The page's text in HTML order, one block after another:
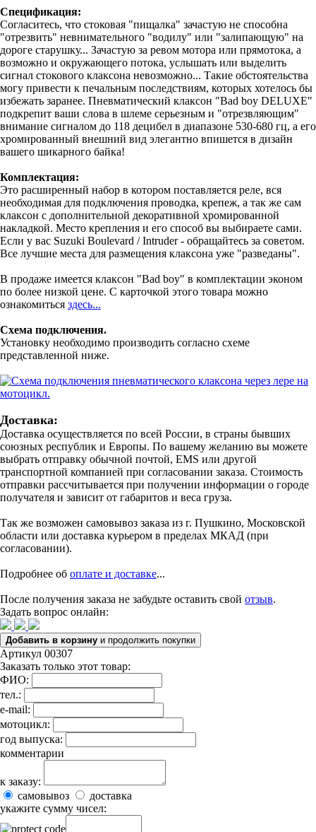
Спецификация:
Согласитесь, что стоковая "пищалка" зачастую не способна
"отрезвить" невнимательного "водилу" или "залипающую" на
дороге старушку... Зачастую за ревом мотора или прямотока, а
возможно и окружающего потока, услышать или выделить
сигнал стокового клаксона невозможно... Такие обстоятельства
могу привести к печальным последствиям, которых хотелось бы
избежать заранее. Пневматический клаксон "Bad boy DELUXE"
подкрепит ваши слова в шлеме серьезным и "отрезвляющим"
внимание сигналом до 118 децибел в диапазоне 530-680 гц, а его
хромированный внешний вид элегантно впишется в дизайн
вашего шикарного байка!
Комплектация:
Это расширенный набор в котором поставляется реле, вся
необходимая для подключения проводка, крепеж, а так же сам
клаксон с дополнительной декоративной хромированной
накладкой. Место крепления и его способ вы выбираете сами.
Если у вас Suzuki Boulevard / Intruder - обращайтесь за советом.
Все лучшие места для размещения клаксона уже "разведаны".
В продаже имеется клаксон "Bad boy" в комплектации эконом
по более низкой цене. С карточкой этого товара можно
ознакомиться здесь...
Схема подключения.
Установку необходимо производить согласно схеме
представленной ниже.
Доставка:
Доставка осуществляется по всей России, в страны бывших
союзных республик и Европы. По вашему желанию вы можете
выбрать отправку обычной почтой, EMS или другой
транспортной компанией при согласовании заказа. Стоимость
отправки рассчитывается при получении информации о городе
получателя и зависит от габаритов и веса груза.
Так же возможен самовывоз заказа из г. Пушкино, Московской
области или доставка курьером в пределах МКАД (при
согласовании).
Подробнее об оплате и доставке...
После получения заказа не забудьте оставить свой отзыв.
Задать вопрос онлайн:
Добавить в корзину и продолжить покупки
Артикул 00307
Заказать только этот товар:
ФИО:
тел.:
e-mail:
мотоцикл:
год выпуска:
комментарии
к заказу:
самовывоз
доставка
укажите сумму чисел: